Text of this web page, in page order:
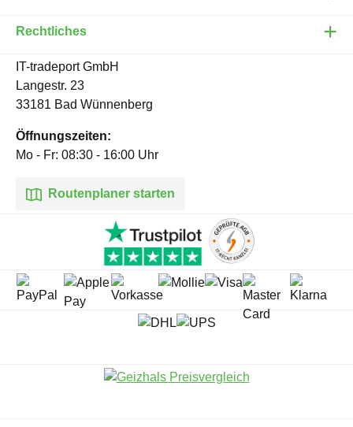
Rechtliches
IT-tradeport GmbH
Langestr. 23
33181 Bad Wünnenberg
Öffnungszeiten:
Mo - Fr: 08:30 - 16:00 Uhr
Routenplaner starten